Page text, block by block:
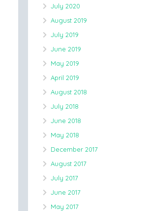
July 2020
August 2019
July 2019
June 2019
May 2019
April 2019
August 2018
July 2018
June 2018
May 2018
December 2017
August 2017
July 2017
June 2017
May 2017